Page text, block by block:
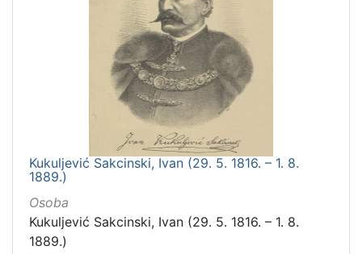
Kukuljević Sakcinski, Ivan (29. 5. 1816. – 1. 8.
1889.)
Osoba
Kukuljević Sakcinski, Ivan (29. 5. 1816. – 1. 8.
1889.)